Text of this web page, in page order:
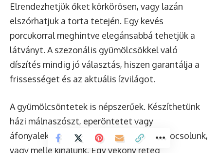
Elrendezhetjük őket körkörösen, vagy lazán
elszórhatjuk a torta tetején. Egy kevés
porcukorral meghintve elegánsabbá tehetjük a
látványt. A szezonális gyümölcsökkel való
díszítés mindig jó választás, hiszen garantálja a
frissességet és az aktuális ízvilágot.
A gyümölcsöntetek is népszerűek. Készíthetünk
házi málnaszószt, eperöntetet vagy
áfonyalekvárt, amelyet a torta tetejére locsolunk,
vagy mellé kínálunk. Egy vékony réteg